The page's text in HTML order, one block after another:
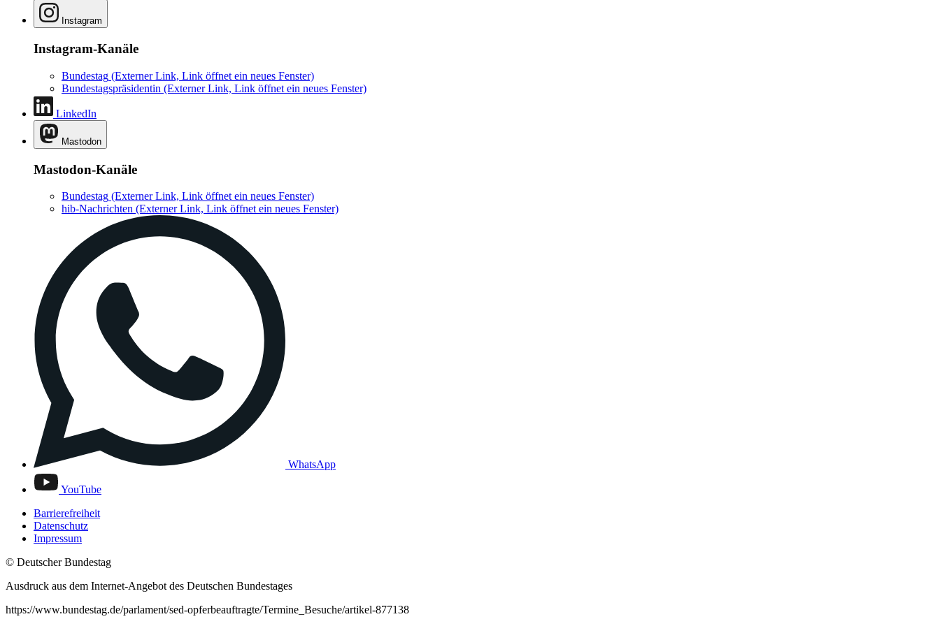
Instagram
Instagram-Kanäle
Bundestag (Externer Link, Link öffnet ein neues Fenster)
Bundestagspräsidentin (Externer Link, Link öffnet ein neues Fenster)
LinkedIn
Mastodon
Mastodon-Kanäle
Bundestag (Externer Link, Link öffnet ein neues Fenster)
hib-Nachrichten (Externer Link, Link öffnet ein neues Fenster)
WhatsApp
YouTube
Barrierefreiheit
Datenschutz
Impressum
© Deutscher Bundestag
Ausdruck aus dem Internet-Angebot des Deutschen Bundestages
https://www.bundestag.de/parlament/sed-opferbeauftragte/Termine_Besuche/artikel-877138